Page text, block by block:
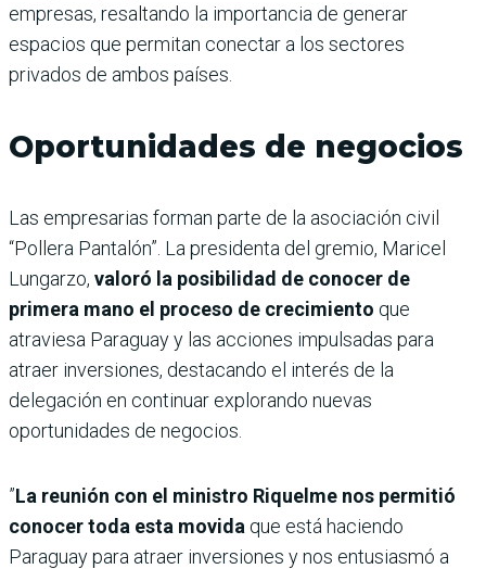
empresas, resaltando la importancia de generar
espacios que permitan conectar a los sectores
privados de ambos países.
Oportunidades de negocios
Las empresarias forman parte de la asociación civil
“Pollera Pantalón”. La presidenta del gremio, Maricel
Lungarzo, valoró la posibilidad de conocer de
primera mano el proceso de crecimiento que
atraviesa Paraguay y las acciones impulsadas para
atraer inversiones, destacando el interés de la
delegación en continuar explorando nuevas
oportunidades de negocios.
”La reunión con el ministro Riquelme nos permitió
conocer toda esta movida que está haciendo
Paraguay para atraer inversiones y nos entusiasmó a